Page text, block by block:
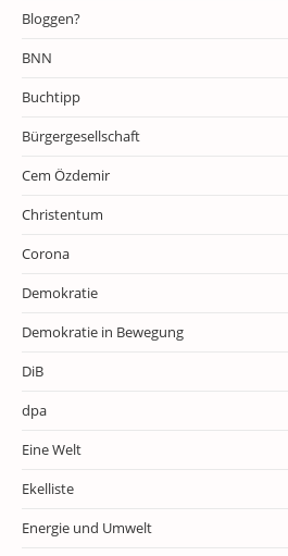
Bloggen?
BNN
Buchtipp
Bürgergesellschaft
Cem Özdemir
Christentum
Corona
Demokratie
Demokratie in Bewegung
DiB
dpa
Eine Welt
Ekelliste
Energie und Umwelt